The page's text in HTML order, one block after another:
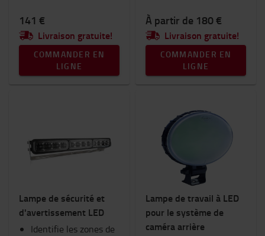
141 €
Livraison gratuite!
COMMANDER EN
LIGNE
À partir de 180 €
Livraison gratuite!
COMMANDER EN
LIGNE
Lampe de sécurité et
d'avertissement LED
Identifie les zones de
Lampe de travail à LED
pour le système de
caméra arrière